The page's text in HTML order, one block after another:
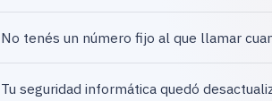
No tenés un número fijo al que llamar
Tu seguridad informática quedó